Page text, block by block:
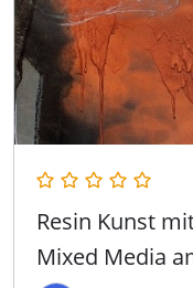
Resin Kunst
Mixed Media